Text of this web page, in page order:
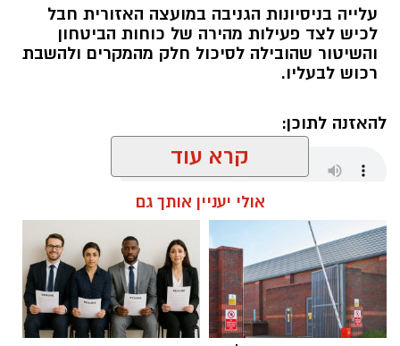
שנפצעה באורח בינוני וסובלת מחבלות בגפיים
ובגב.
לאחר טיפול ראשוני בזירה היא פונתה להמשך
‏כדי לעקוב אחרי הערוץ יישובניק נט ב-WhatsApp:‏‏‏
יש לכם מידע חשוב שטרם נחשף? צילומים מאירוע
חדשותי? מצאתם טעות בכתבה? נשמח שתשתפו
אותנו
עלייה בניסיונות הגניבה במועצה האזורית חבל
לכיש לצד פעילות מהירה של כוחות הביטחון
והשיטור שהובילה לסיכול חלק מהמקרים ולהשבת
רכוש לבעליו.
להאזנה לתוכן:
אלדה נתנאל / 18:01 08.08.26
קרא עוד
אולי יעניין אותך גם